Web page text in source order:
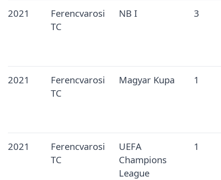
2021
Ferencvarosi
TC
NB I 3
2021
Ferencvarosi
TC
Magyar Kupa 1
2021
Ferencvarosi
TC
UEFA
Champions
League
1